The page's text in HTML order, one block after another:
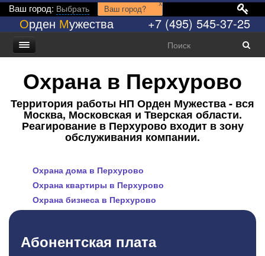
Ваш город: Выбрать Ваш город?
x
Орден Мужества +7 (495) 545-37-25
Охрана в Перхурово
Территория работы НП Орден Мужества - вся
Москва, Московская и Тверская области.
Реагирование в Перхурово входит в зону
обслуживания компании.
Охрана дома в Перхурово
Охрана квартиры в Перхурово
Охрана бизнеса в Перхурово
Абонентская плата